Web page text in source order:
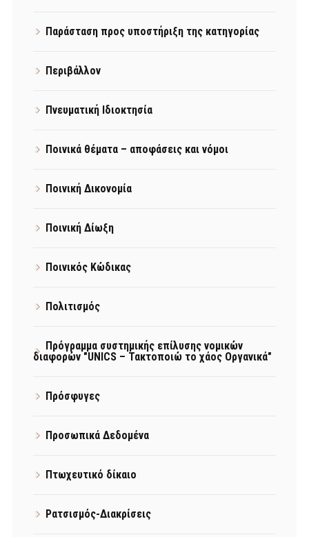
Παράσταση προς υποστήριξη της κατηγορίας
Περιβάλλον
Πνευματική Ιδιοκτησία
Ποινικά θέματα – αποφάσεις και νόμοι
Ποινική Δικονομία
Ποινική Δίωξη
Ποινικός Κώδικας
Πολιτισμός
Πρόγραμμα συστημικής επίλυσης νομικών
διαφορών "UNICS – Τακτοποιώ το χάος Οργανικά"
Πρόσφυγες
Προσωπικά Δεδομένα
Πτωχευτικό δίκαιο
Ρατσισμός-Διακρίσεις